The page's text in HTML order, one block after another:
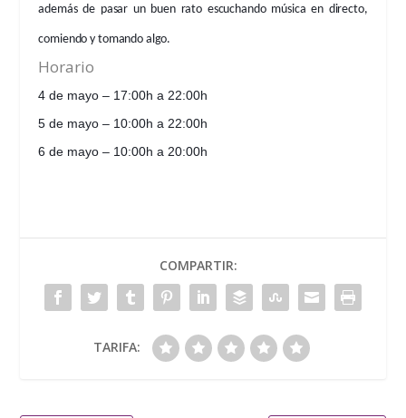
además de pasar un buen rato escuchando música en directo,
comiendo y tomando algo.
Horario
4 de mayo – 17:00h a 22:00h
5 de mayo – 10:00h a 22:00h
6 de mayo – 10:00h a 20:00h
COMPARTIR:
TARIFA: